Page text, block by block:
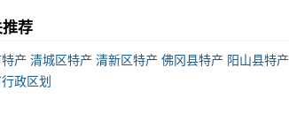
荐
产 清城区特产 清新区特产 佛冈县特产 阳山县特产
政区划